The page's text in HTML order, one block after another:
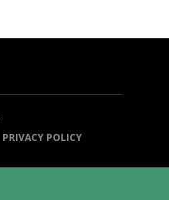
PRIVACY POLICY